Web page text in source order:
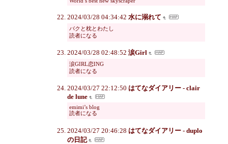
2024/03/28 04:34:42 水に溺れて
バクと枕とわたし
読者になる
2024/03/28 02:48:52 涙Girl
涙GIRL恋ING
読者になる
2024/03/27 22:12:50 はてなダイアリー - clair
de lune
emimi’s blog
読者になる
2024/03/27 20:46:28 はてなダイアリー - duplo
の日記